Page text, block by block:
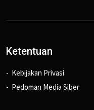
Ketentuan
Kebijakan Privasi
Pedoman Media Siber